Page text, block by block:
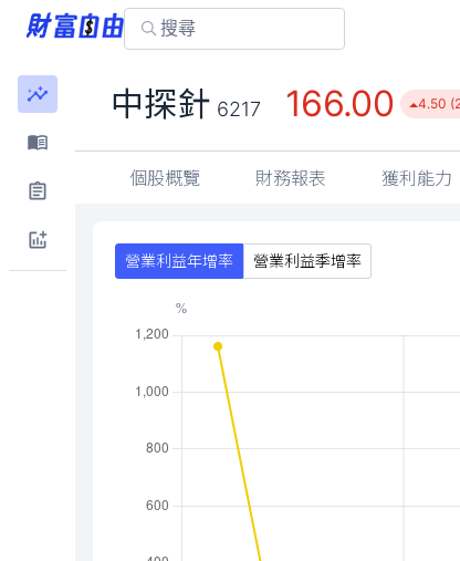
中探針 6217 166.00 4.50
個股概覽 財務報表 獲利能力
營業利益年增率 營業利益季增率